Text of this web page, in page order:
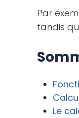
Par
tandis
Le